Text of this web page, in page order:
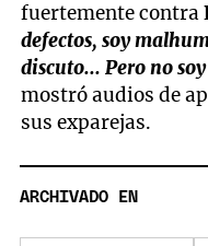
fuertemente contra
defectos, soy
discuto... Pero no
mostró audios de
sus exparejas.
ARCHIVADO EN